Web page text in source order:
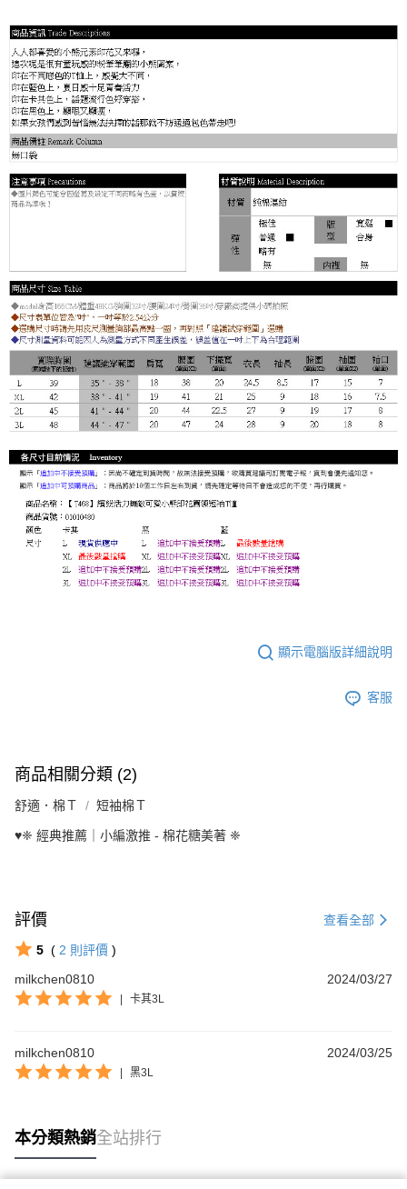
顯示電腦版詳細說明
客服
商品相關分類 (2)
舒適．棉Ｔ 短袖棉Ｔ
♥️❈ 經典推薦｜小編激推 - 棉花糖美著 ❈
評價 查看全部
5 ( 2 則評價 )
milkchen0810
2024/03/27
| 卡其3L
milkchen0810 2024/03/25
| 黑3L
本分類熱銷全站排行